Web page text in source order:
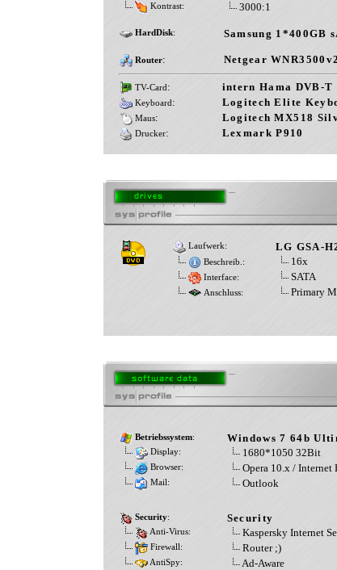
Kontrast: 3000:1
HardDisk: Samsung 1*400GB
Router: Netgear WNR3500v2
TV-Card: intern Hama DVB-
Keyboard: Logitech Elite
Maus: Logitech MX518
Drucker: Lexmark P910
Laufwerk: LG GSA-
Beschreib.: 16x
Interface: SATA
Anschluss: Primary
Betriebssystem: Windows 7 64b
Display: 1680*1050 32Bit
Browser: Opera 10.x / Internet
Mail: Outlook
Security: Security
Anti-Virus: Kaspersky Internet
Firewall: Router ;)
AntiSpy: Ad-Aware